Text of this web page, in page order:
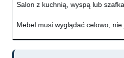
Salon z kuchnią, wyspą lub
Mebel musi wyglądać celowo,